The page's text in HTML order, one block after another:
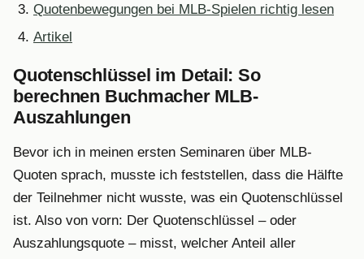
Quotenbewegungen bei MLB-Spielen richtig lesen
Artikel
Quotenschlüssel im Detail: So
berechnen Buchmacher MLB-
Auszahlungen
Bevor ich in meinen ersten Seminaren über MLB-
Quoten sprach, musste ich feststellen, dass die Hälfte
der Teilnehmer nicht wusste, was ein Quotenschlüssel
ist. Also von vorn: Der Quotenschlüssel – oder
Auszahlungsquote – misst, welcher Anteil aller